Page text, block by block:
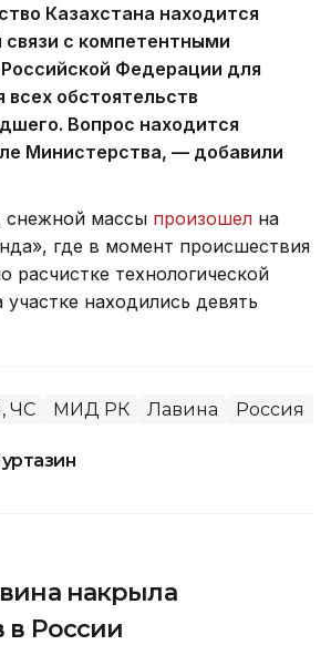
Казахстана находится
связи с компетентными
Федерации для
всех обстоятельств
Вопрос находится
Министерства, — добавили
массы произошел на
где в момент происшествия
расчистке технологической
участке находились девять
ЧС МИД РК Лавина Россия
накрыла
в России